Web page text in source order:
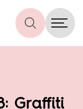
Graffiti